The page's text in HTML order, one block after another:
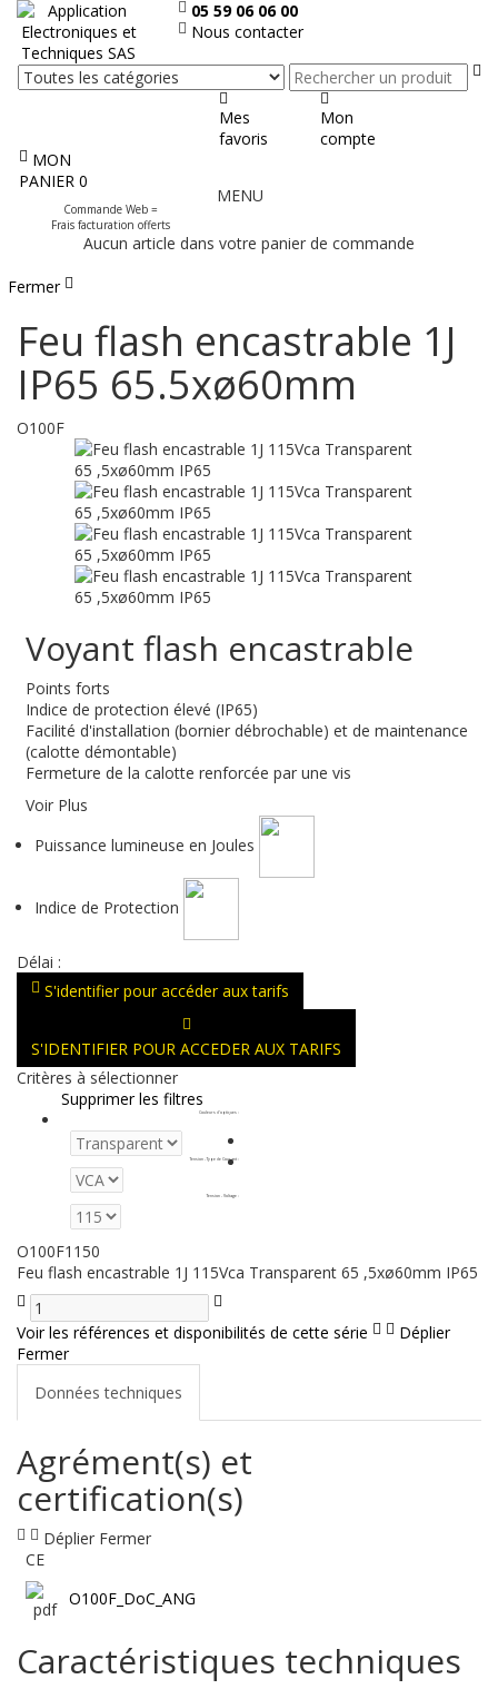
05 59 06 06 00
Nous contacter
Mes
favoris
Mon
compte
MON
PANIER 0
Commande Web =
Frais facturation offerts
le
MENU
Aucun article dans votre panier de commande
Fermer
Feu flash encastrable 1J
IP65 65.5xø60mm
O100F
Voyant flash encastrable
Points forts
Indice de protection élevé (IP65)
Facilité d'installation (bornier débrochable) et de maintenance
(calotte démontable)
Fermeture de la calotte renforcée par une vis
Voir Plus
Puissance lumineuse en Joules
Indice de Protection
Délai :
S'identifier pour accéder aux tarifs
S'IDENTIFIER POUR ACCEDER AUX TARIFS
Critères à sélectionner
Supprimer les filtres
Couleurs d'optiques :
Tension - Type de Courant :
Tension - Voltage :
O100F1150
Feu flash encastrable 1J 115Vca Transparent 65 ,5xø60mm IP65
Voir les références et disponibilités de cette série
Déplier
Fermer
Données techniques
Agrément(s) et
certification(s)
Déplier Fermer
CE
O100F_DoC_ANG
Caractéristiques techniques